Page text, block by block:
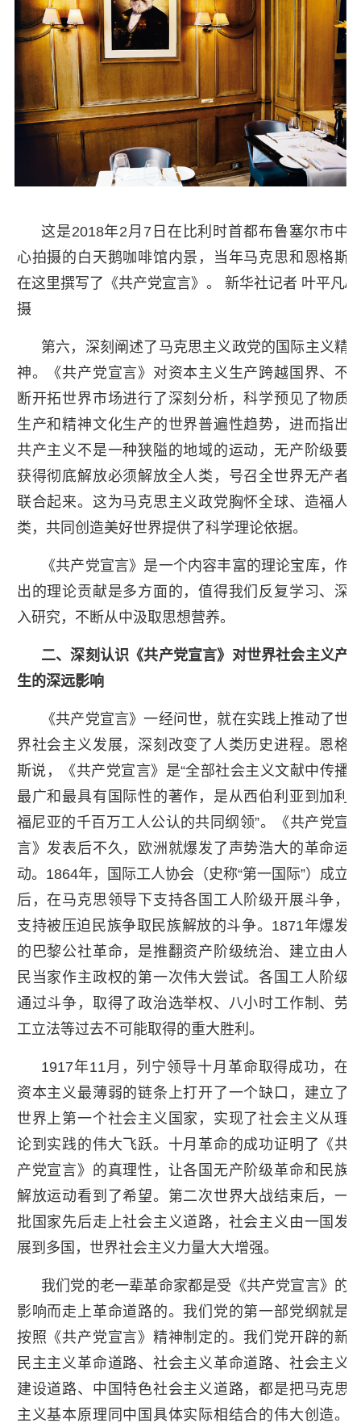
这是2018年2月7日在比利时首都布鲁塞尔市中
心拍摄的白天鹅咖啡馆内景，当年马克思和恩格斯
在这里撰写了《共产党宣言》。 新华社记者 叶平凡/
摄
第六，深刻阐述了马克思主义政党的国际主义精
神。《共产党宣言》对资本主义生产跨越国界、不
断开拓世界市场进行了深刻分析，科学预见了物质
生产和精神文化生产的世界普遍性趋势，进而指出
共产主义不是一种狭隘的地域的运动，无产阶级要
获得彻底解放必须解放全人类，号召全世界无产者
联合起来。这为马克思主义政党胸怀全球、造福人
类，共同创造美好世界提供了科学理论依据。
《共产党宣言》是一个内容丰富的理论宝库，作
出的理论贡献是多方面的，值得我们反复学习、深
入研究，不断从中汲取思想营养。
二、深刻认识《共产党宣言》对世界社会主义产
生的深远影响
《共产党宣言》一经问世，就在实践上推动了世
界社会主义发展，深刻改变了人类历史进程。恩格
斯说，《共产党宣言》是“全部社会主义文献中传播
最广和最具有国际性的著作，是从西伯利亚到加利
福尼亚的千百万工人公认的共同纲领”。《共产党宣
言》发表后不久，欧洲就爆发了声势浩大的革命运
动。1864年，国际工人协会（史称“第一国际”）成立
后，在马克思领导下支持各国工人阶级开展斗争，
支持被压迫民族争取民族解放的斗争。1871年爆发
的巴黎公社革命，是推翻资产阶级统治、建立由人
民当家作主政权的第一次伟大尝试。各国工人阶级
通过斗争，取得了政治选举权、八小时工作制、劳
工立法等过去不可能取得的重大胜利。
1917年11月，列宁领导十月革命取得成功，在
资本主义最薄弱的链条上打开了一个缺口，建立了
世界上第一个社会主义国家，实现了社会主义从理
论到实践的伟大飞跃。十月革命的成功证明了《共
产党宣言》的真理性，让各国无产阶级革命和民族
解放运动看到了希望。第二次世界大战结束后，一
批国家先后走上社会主义道路，社会主义由一国发
展到多国，世界社会主义力量大大增强。
我们党的老一辈革命家都是受《共产党宣言》的
影响而走上革命道路的。我们党的第一部党纲就是
按照《共产党宣言》精神制定的。我们党开辟的新
民主主义革命道路、社会主义革命道路、社会主义
建设道路、中国特色社会主义道路，都是把马克思
主义基本原理同中国具体实际相结合的伟大创造。